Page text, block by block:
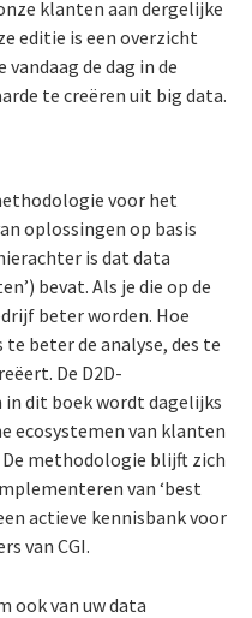
klanten aan dergelijke
editie is een overzicht
de dag in de
te creëren uit big data.
voor het
oplossingen op basis
is dat data
bevat. Als je die op de
beter worden. Hoe
beter de analyse, des te
De D2D-
dit boek wordt dagelijks
ecosystemen van klanten
methodologie blijft zich
van ‘best
actieve kennisbank voor
van CGI.
ook van uw data